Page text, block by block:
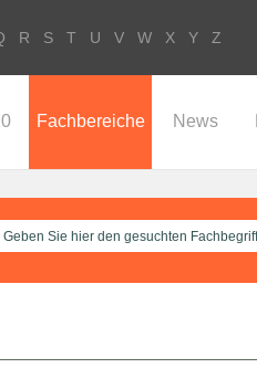
R S T U V W X Y Z
Fachbereiche News